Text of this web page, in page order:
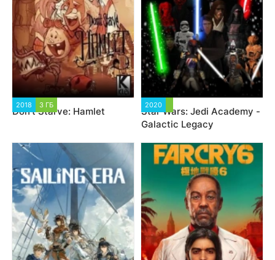
2018 3 ГБ
Don't Starve: Hamlet
2020
Star Wars: Jedi Academy -
Galactic Legacy